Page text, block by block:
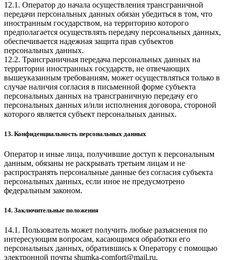
12.1. Оператор до начала осуществления трансграничной
передачи персональных данных обязан убедиться в том, что
иностранным государством, на территорию которого
предполагается осуществлять передачу персональных данных,
обеспечивается надежная защита прав субъектов
персональных данных.
12.2. Трансграничная передача персональных данных на
территории иностранных государств, не отвечающих
вышеуказанным требованиям, может осуществляться только в
случае наличия согласия в письменной форме субъекта
персональных данных на трансграничную передачу его
персональных данных и/или исполнения договора, стороной
которого является субъект персональных данных.
13. Конфиденциальность персональных данных
Оператор и иные лица, получившие доступ к персональным
данным, обязаны не раскрывать третьим лицам и не
распространять персональные данные без согласия субъекта
персональных данных, если иное не предусмотрено
федеральным законом.
14. Заключительные положения
14.1. Пользователь может получить любые разъяснения по
интересующим вопросам, касающимся обработки его
персональных данных, обратившись к Оператору с помощью
электронной почты shumka-comfort@mail.ru.